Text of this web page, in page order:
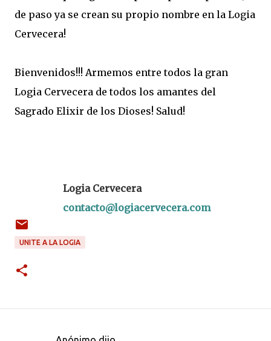
de paso ya se crean su propio nombre en la Logia
Cervecera!
Bienvenidos!!! Armemos entre todos la gran
Logia Cervecera de todos los amantes del
Sagrado Elixir de los Dioses! Salud!
Logia Cervecera
contacto@logiacervecera.com
UNITE A LA LOGIA